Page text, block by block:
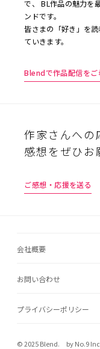
で、 BL作品の魅力を
ンドです。
皆さまの「好き」を
ていきます。
Blendで作品配信をご
作家さんへの
感想をぜひお
ご感想・応援を送る
会社概要
お問い合わせ
プライバシーポリシー
© 2025 Blend. by No.9